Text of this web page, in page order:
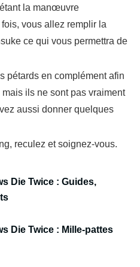
la manœuvre
vous allez remplir la
ce qui vous permettra de
pétards en complément afin
ils ne sont pas vraiment
aussi donner quelques
reculez et soignez-vous.
Die Twice : Guides,
Die Twice : Mille-pattes